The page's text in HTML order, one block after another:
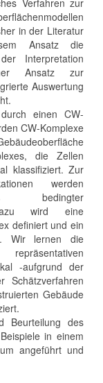
in der Literatur
Ansatz die
Interpretation
Ansatz zur
Auswertung
einen CW-
CW-Komplexe
die Zellen
klassifiziert. Zur
werden
bedingter
wird eine
definiert und ein
Wir lernen die
-aufgrund der
Schätzverfahren
Gebäude
Beurteilung des
in einem
angeführt und